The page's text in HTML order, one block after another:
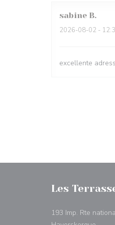
sabine B
2026-08-02 -
excellente
Les
193 Imp. Rte